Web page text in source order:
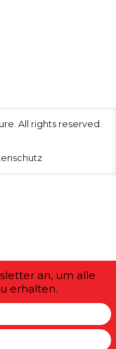
All rights reserved.
an, um alle
erhalten.